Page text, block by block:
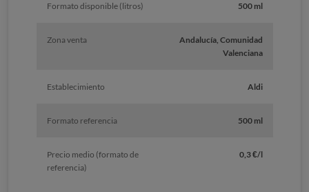
Formato disponible (litros) 500 ml
Zona venta
Andalucía, Comunidad
Valenciana
Establecimiento Aldi
Formato referencia 500 ml
Precio medio (formato de
referencia)
0,3 €/l